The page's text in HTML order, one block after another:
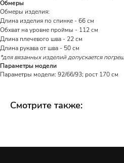
Обмеры
Обмеры изделия:
Длина изделия по спинке - 66 см
Обхват на уровне проймы - 112 см
Длина плечевого шва - 22 см
Длина рукава от шва - 50 см
*для вязанных изделий допускается
Параметры модели
Параметры модели: 92/66/93; рост 170 см
Смотрите также: